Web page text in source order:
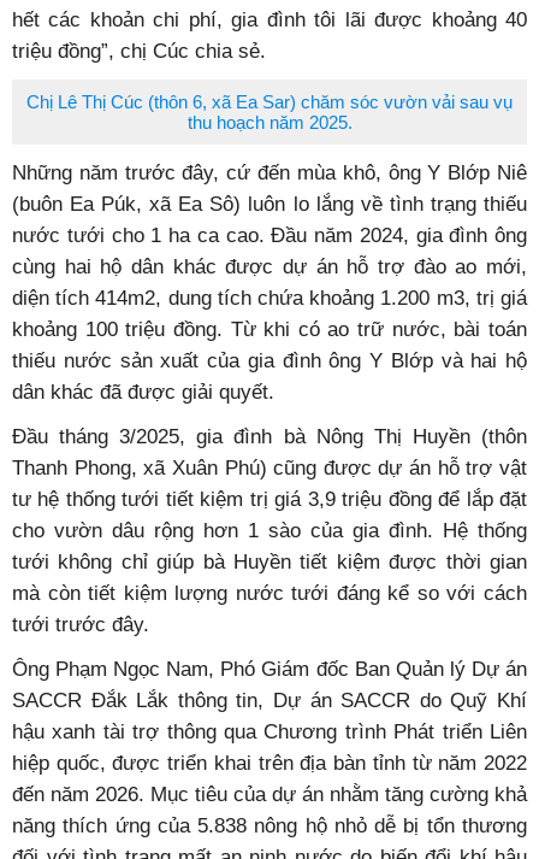
hết các khoản chi phí, gia đình tôi lãi được khoảng 40
triệu đồng”, chị Cúc chia sẻ.
Chị Lê Thị Cúc (thôn 6, xã Ea Sar) chăm sóc vườn vải sau vụ
thu hoạch năm 2025.
Những năm trước đây, cứ đến mùa khô, ông Y Blớp Niê
(buôn Ea Púk, xã Ea Sô) luôn lo lắng về tình trạng thiếu
nước tưới cho 1 ha ca cao. Đầu năm 2024, gia đình ông
cùng hai hộ dân khác được dự án hỗ trợ đào ao mới,
diện tích 414m2, dung tích chứa khoảng 1.200 m3, trị giá
khoảng 100 triệu đồng. Từ khi có ao trữ nước, bài toán
thiếu nước sản xuất của gia đình ông Y Blớp và hai hộ
dân khác đã được giải quyết.
Đầu tháng 3/2025, gia đình bà Nông Thị Huyền (thôn
Thanh Phong, xã Xuân Phú) cũng được dự án hỗ trợ vật
tư hệ thống tưới tiết kiệm trị giá 3,9 triệu đồng để lắp đặt
cho vườn dâu rộng hơn 1 sào của gia đình. Hệ thống
tưới không chỉ giúp bà Huyền tiết kiệm được thời gian
mà còn tiết kiệm lượng nước tưới đáng kể so với cách
tưới trước đây.
Ông Phạm Ngọc Nam, Phó Giám đốc Ban Quản lý Dự án
SACCR Đắk Lắk thông tin, Dự án SACCR do Quỹ Khí
hậu xanh tài trợ thông qua Chương trình Phát triển Liên
hiệp quốc, được triển khai trên địa bàn tỉnh từ năm 2022
đến năm 2026. Mục tiêu của dự án nhằm tăng cường khả
năng thích ứng của 5.838 nông hộ nhỏ dễ bị tổn thương